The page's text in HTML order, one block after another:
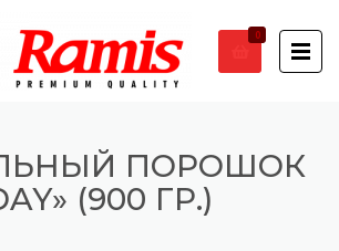
0
ПОРОШОК
(900 ГР.)